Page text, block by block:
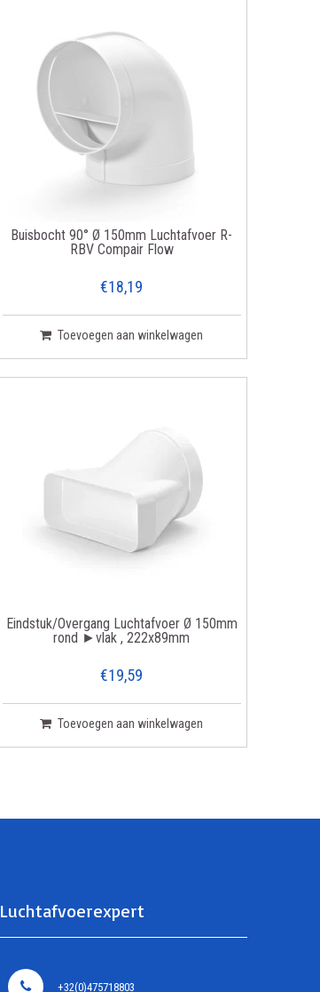
Buisbocht 90° Ø 150mm Luchtafvoer R-
RBV Compair Flow
€18,19
Toevoegen aan winkelwagen
Eindstuk/Overgang Luchtafvoer Ø 150mm
rond ►vlak , 222x89mm
€19,59
Toevoegen aan winkelwagen
Luchtafvoerexpert
+32(0)475718803